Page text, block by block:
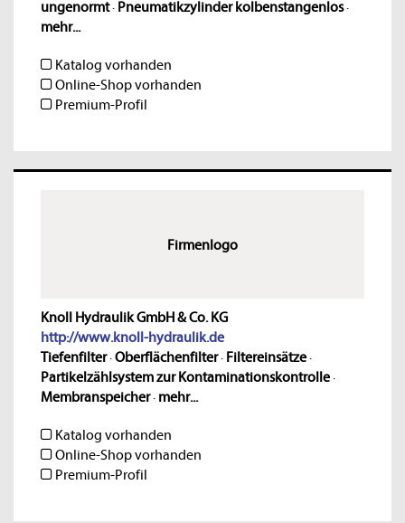
ungenormt· Pneumatikzylinder kolbenstangenlos·
mehr...
Katalog vorhanden
Online-Shop vorhanden
Premium-Profil
Firmenlogo
Knoll Hydraulik GmbH & Co. KG
http://www.knoll-hydraulik.de
Tiefenfilter·Oberflächenfilter· Filtereinsätze·
Partikelzählsystem zur Kontaminationskontrolle·
Membranspeicher· mehr...
Katalog vorhanden
Online-Shop vorhanden
Premium-Profil